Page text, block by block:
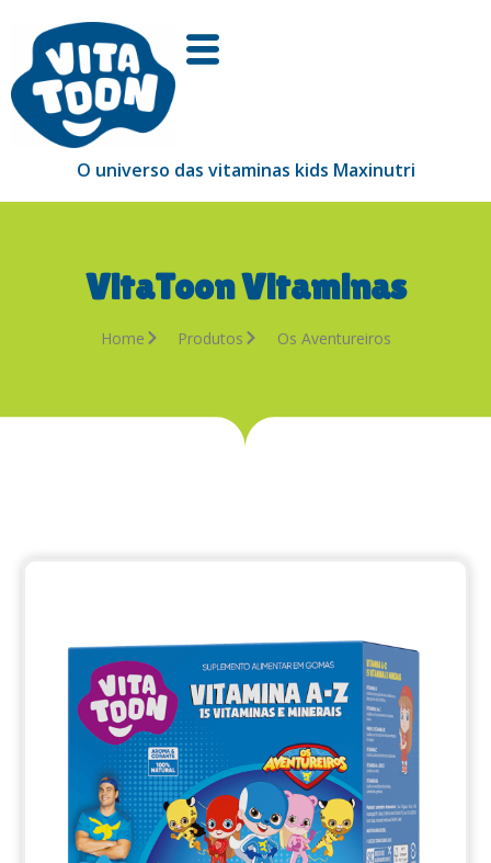
O universo das vitaminas kids Maxinutri
VitaToon Vitaminas
Home Produtos Os Aventureiros